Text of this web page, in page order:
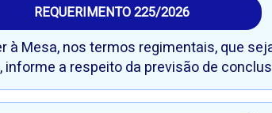
REQUERIMENTO 225/2026
à Mesa, nos termos regimentais, que
informe a respeito da previsão de